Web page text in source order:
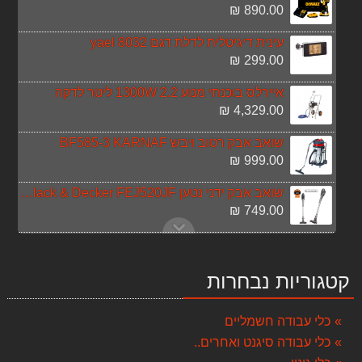
890.00 ₪
עינית דיגיטלית לדלת דגם 8032 yael
299.00 ₪
איירלס בוכנתי מנוע 1300W 2.2 ליטר לדקה
4,329.00 ₪
שואב אבק רטוב ויבש BF585-3 KARNAF
999.00 ₪
שואב אבק ידני נטען 18V Black & Decker FEJ520JF
749.00 ₪
מעיל soft shell שחור SIGNET
קטגוריות נבחרות
כלי עבודה חשמליים
כלי עבודה סיגנט ואחרים..